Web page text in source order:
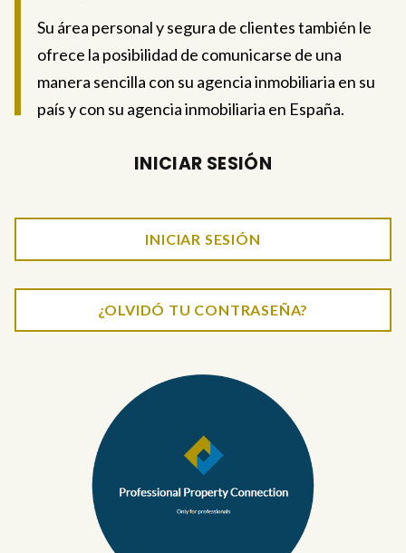
Su área personal y segura de clientes también le
ofrece la posibilidad de comunicarse de una
manera sencilla con su agencia inmobiliaria en su
país y con su agencia inmobiliaria en España.
INICIAR SESIÓN
INICIAR SESIÓN
¿OLVIDÓ TU CONTRASEÑA?